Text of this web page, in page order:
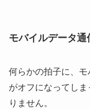
モバイルデータ通
何らかの拍子に、
がオフになってし
りません。